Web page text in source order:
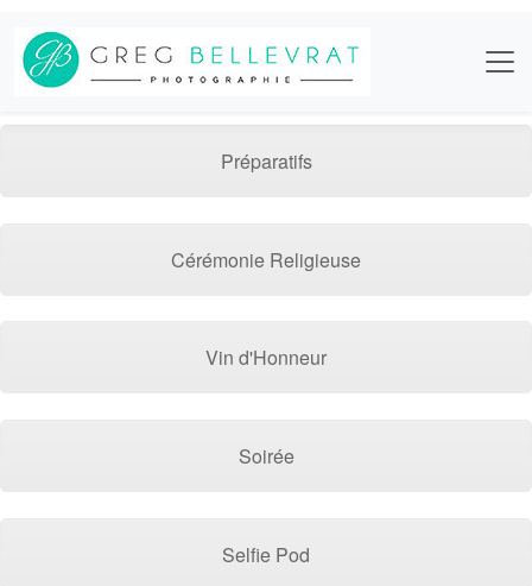
Préparatifs
Cérémonie Religieuse
Vin d'Honneur
Soirée
Selfie Pod